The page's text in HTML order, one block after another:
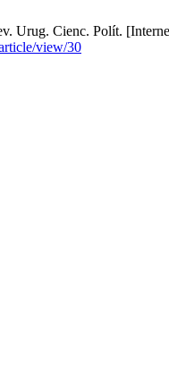
Urug. Cienc. Polít.
view/30